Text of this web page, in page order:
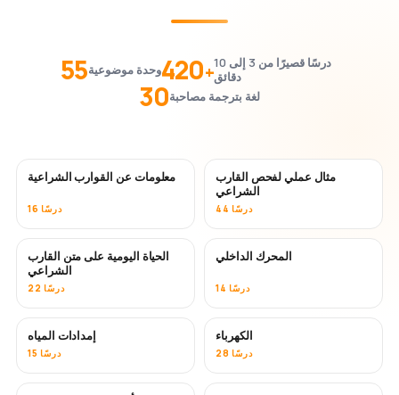
55وحدة موضوعية420+درسًا قصيرًا من 3 إلى 10
دقائق
30لغة بترجمة مصاحبة
معلومات عن القوارب الشراعية
16 درسًا
مثال عملي لفحص القارب
الشراعي
44 درسًا
الحياة اليومية على متن القارب
الشراعي
22 درسًا
المحرك الداخلي
14 درسًا
إمدادات المياه
15 درسًا
الكهرباء
28 درسًا